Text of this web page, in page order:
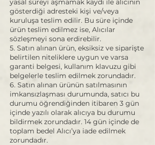
yasal süreyi aşmamak kaydı ile alıcının
gösterdiği adresteki kişi ve/veya
kuruluşa teslim edilir. Bu süre içinde
ürün teslim edilmez ise, Alıcılar
sözleşmeyi sona erdirebilir.
5. Satın alınan ürün, eksiksiz ve siparişte
belirtilen niteliklere uygun ve varsa
garanti belgesi, kullanım klavuzu gibi
belgelerle teslim edilmek zorundadır.
6. Satın alınan ürünün satılmasının
imkansızlaşması durumunda, satıcı bu
durumu öğrendiğinden itibaren 3 gün
içinde yazılı olarak alıcıya bu durumu
bildirmek zorundadır. 14 gün içinde de
toplam bedel Alıcı’ya iade edilmek
zorundadır.